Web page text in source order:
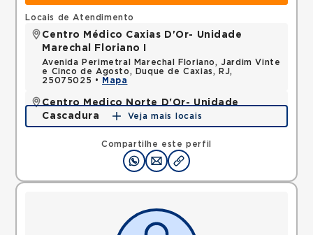
Compartilhe este perfil
Locais de Atendimento
Centro Médico Caxias D'Or- Unidade
Marechal Floriano I
Avenida Perimetral Marechal Floriano, Jardim Vinte
e Cinco de Agosto, Duque de Caxias, RJ,
25075025 •
Mapa
Centro Medico Norte D'Or- Unidade
Cascadura
Rua Carolina Machado, Cascadura, Rio de Janeiro,
RJ, 21350135 •
Veja mais locais